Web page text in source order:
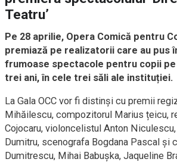
Teatru’
Pe 28 aprilie, Opera Comică pentru
premiază pe realizatorii care au pus
frumoase spectacole pentru copii
trei ani, în cele trei săli ale instituției.
La Gala OCC vor fi distinși cu premii
Mihăilescu, compozitorul Marius țeicu,
Cojocaru, violoncelistul Anton
Dumitru, scenografa Bogdana Pascal și
Dumitrescu, Mihai Babușka, Jaqueline